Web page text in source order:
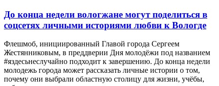
До конца недели вологжане могут поделиться в
соцсетях личными историями любви к Вологде
Флешмоб, инициированный Главой города Сергеем
Жестянниковым, в преддверии Дня молодёжи под названием
#яздесьнеслучайно подходит к завершению. До конца недели
молодежь города может рассказать личные истории о том,
почему они выбрали областную столицу для жизни, учёбы,